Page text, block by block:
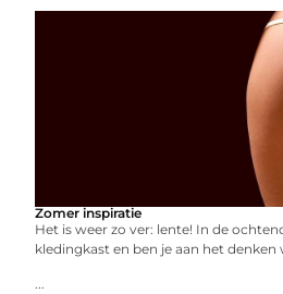
Zomer inspiratie
Het is weer zo ver: lente! In de
kledingkast en ben je aan het
...